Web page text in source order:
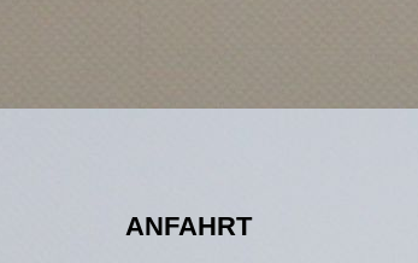
ANFAHRT